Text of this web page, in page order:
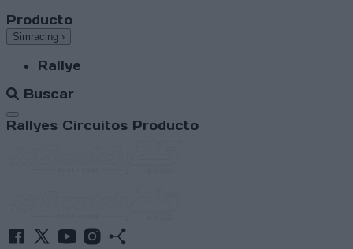
Producto
Simracing ›
Rallye
Buscar
Abrir menú
Rallyes Circuitos Producto